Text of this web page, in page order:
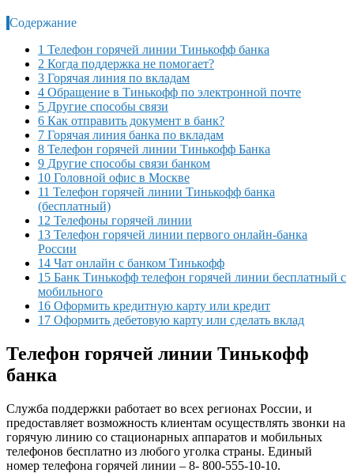
Содержание
1 Телефон горячей линии Тинькофф банка
2 Когда поддержка не помогает?
3 Горячая линия по вкладам
4 Обращение в Тинькофф по электронной почте
5 Другие способы связи
6 Как отправить документ в банк?
7 Горячая линия банка по вкладам
8 Телефон горячей линии Тинькофф Банка
9 Другие способы связи банком
10 Головной офис в Москве
11 Телефон горячей линии Тинькофф банка
(бесплатный)
12 Телефоны горячей линии
13 Телефон горячей линии первого онлайн-банка
России
14 Чат онлайн с банком Тинькофф
15 Банк Тинькофф телефон горячей линии бесплатный с
мобильного
16 Оформить кредитную карту или кредит
17 Оформить дебетовую карту или сделать вклад
Телефон горячей линии Тинькофф
банка
Служба поддержки работает во всех регионах России, и
предоставляет возможность клиентам осуществлять звонки на
горячую линию со стационарных аппаратов и мобильных
телефонов бесплатно из любого уголка страны. Единый
номер телефона горячей линии – 8- 800-555-10-10.